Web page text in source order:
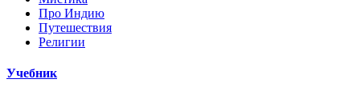
Про Индию
Путешествия
Религии
Учебник